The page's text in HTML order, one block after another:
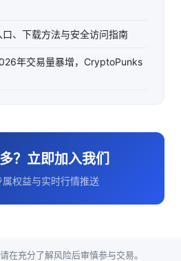
、下载方法与安全访问指南
年交易量暴增，CryptoPunks
？立即加入我们
属权益与实时行情推送
在充分了解风险后审慎参与交易。